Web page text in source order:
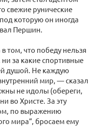
свежие рунические
которую он иногда
Першин.
том, что победу нельзя
за какие спортивные
душой. Не каждую
мир, — сказал
не идолы (обереги,
во Христе. За эту
по выражению
мира“, бросаем ему